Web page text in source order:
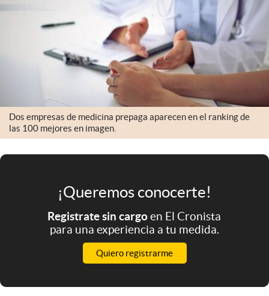
El Cronista Studio
Argentina
Dos empresas de medicina prepaga aparecen en el ranking de
las 100 mejores en imagen.
¡Queremos conocerte!
Registrate sin cargoen El Cronista
para una experiencia a tu medida.
Quiero registrarme